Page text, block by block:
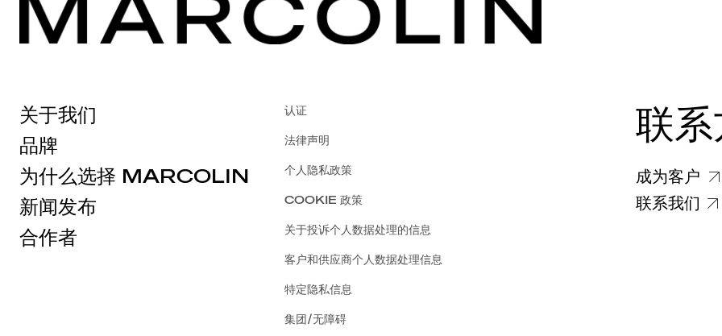
关于我们
品牌
为什么选择 MARCOLIN
新闻发布
合作者
认证
法律声明
个人隐私政策
COOKIE 政策
关于投诉个人数据处理的信息
客户和供应商个人数据处理信息
特定隐私信息
集团/无障碍
联系
成为客户
联系我们